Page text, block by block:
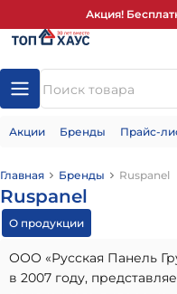
Акция!
Акции Бренды Прайс-
Главная Бренды Ruspanel
Ruspanel
О продукции
ООО «Русская Панель
в 2007 году,